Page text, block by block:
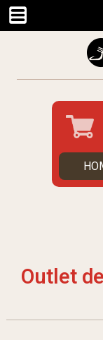
Outlet